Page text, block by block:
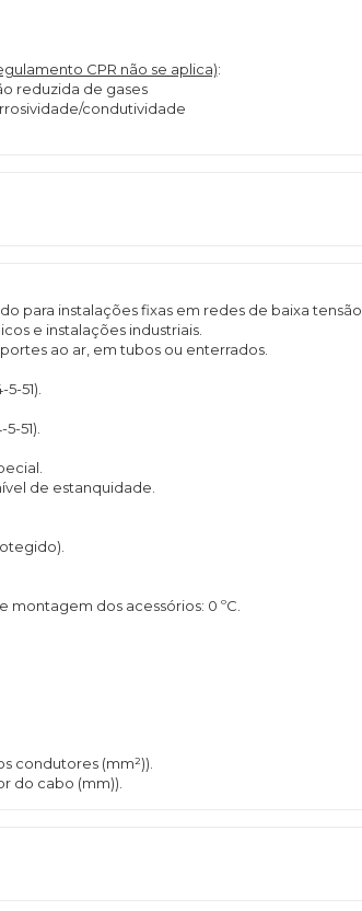
CPR não se aplica):
reduzida de gases
condutividade
para instalações fixas em redes de baixa tensão,
e instalações industriais.
ao ar, em tubos ou enterrados.
51).
51).
de estanquidade.
dos acessórios: 0 ºC.
condutores (mm²)).
do cabo (mm)).